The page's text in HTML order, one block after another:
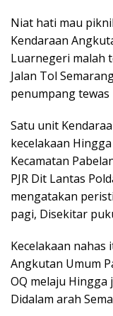
Niat hati mau
Kendaraan
Luarnegeri malah
Jalan Tol
penumpang
Satu unit
kecelakaan
Kecamatan
PJR Dit Lantas
mengatakan
pagi, Disekitar
Kecelakaan nahas
Angkutan Umum
OQ melaju Hingga
Didalam arah